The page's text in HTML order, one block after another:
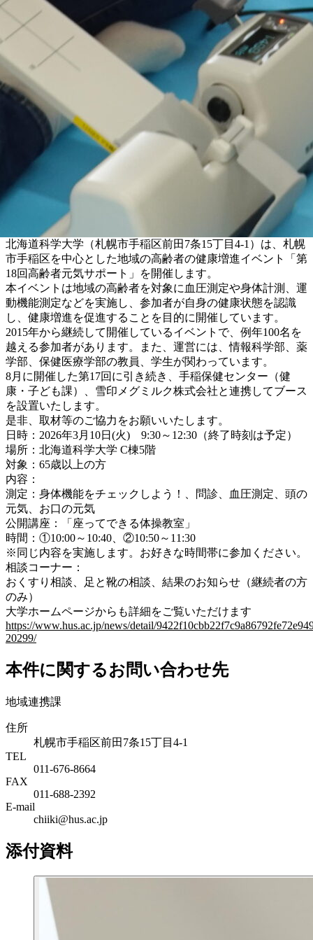
北海道科学大学（札幌市手稲区前田7条15丁目4-1）は、札幌
市手稲区を中心とした地域の高齢者の健康増進イベント「第
18回高齢者元気サポート」を開催します。
本イベントは地域の高齢者を対象に血圧測定や身体計測、運
動機能測定などを実施し、参加者が自身の健康状態を認識
し、健康増進を促進することを目的に開催しています。
2015年から継続して開催しているイベントで、例年100名を
越える参加者があります。また、運営には、情報科学部、薬
学部、保健医療学部の教員、学生が関わっています。
8月に開催した第17回に引き続き、手稲保健センター（健
康・子ども課）、雪印メグミルク株式会社と連携してブース
を設置いたします。
是非、取材等のご協力をお願いいたします。
日時：2026年3月10日(火) 9:30～12:30（終了時刻は予定）
場所：北海道科学大学 C棟5階
対象：65歳以上の方
内容：
測定：身体機能をチェックしよう！、問診、血圧測定、頭の
元気、お口の元気
公開講座：「座ってできる体操教室」
時間：①10:00～10:40、②10:50～11:30
※同じ内容を実施します。お好きな時間帯に参加ください。
相談コーナー：
おくすり相談、足と靴の相談、結果のお知らせ（継続者の方
のみ）
大学ホームページからも詳細をご覧いただけます
https://www.hus.ac.jp/news/detail/
20299/
本件に関するお問い合わせ先
地域連携課
住所
札幌市手稲区前田7条15丁目4-1
TEL
011-676-8664
FAX
011-688-2392
E-mail
chiiki@hus.ac.jp
添付資料